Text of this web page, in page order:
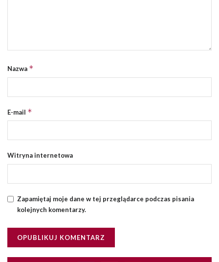
Nazwa *
E-mail *
Witryna internetowa
Zapamiętaj moje dane w tej przeglądarce podczas pisania
kolejnych komentarzy.